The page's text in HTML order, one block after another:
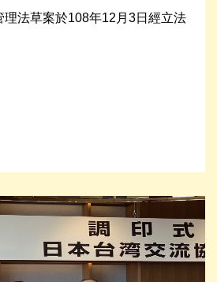
理法草案於108年12月3日經立法